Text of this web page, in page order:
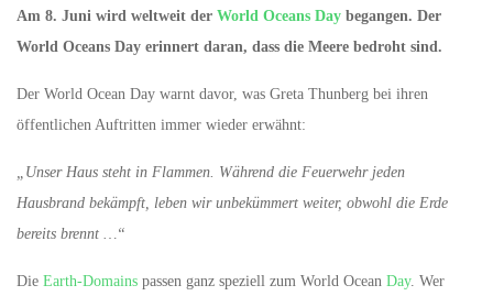
Am 8. Juni wird weltweit der World Oceans Day begangen. Der
World Oceans Day erinnert daran, dass die Meere bedroht sind.
Der World Ocean Day warnt davor, was Greta Thunberg bei ihren
öffentlichen Auftritten immer wieder erwähnt:
„Unser Haus steht in Flammen. Während die Feuerwehr jeden
Hausbrand bekämpft, leben wir unbekümmert weiter, obwohl die Erde
bereits brennt …“
Die Earth-Domains passen ganz speziell zum World Ocean Day. Wer